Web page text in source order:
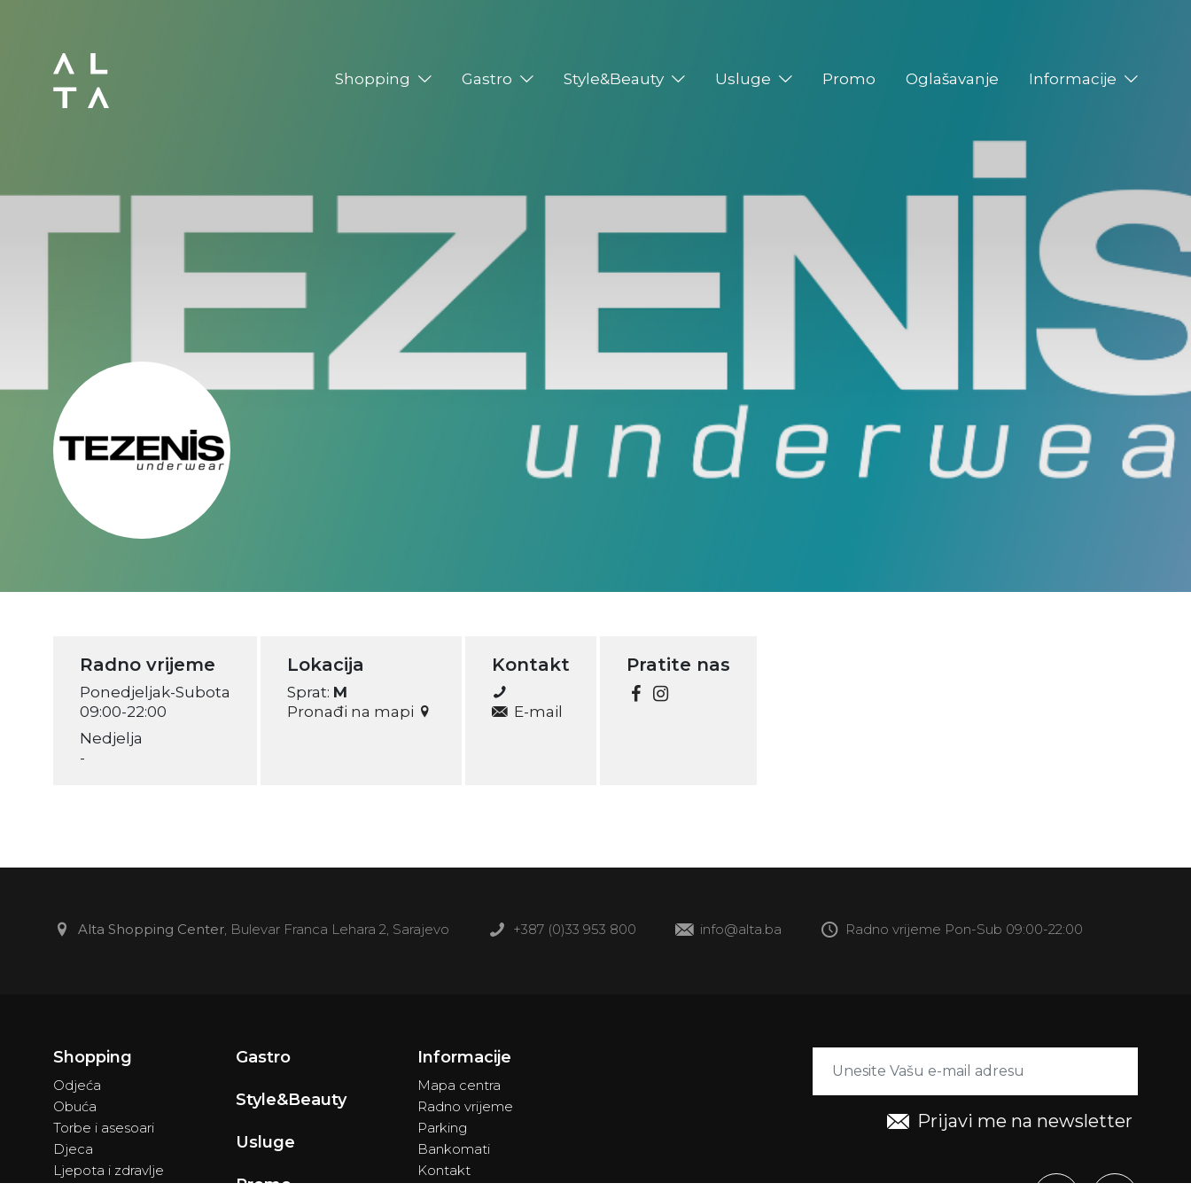
Shopping Gastro Style&Beauty Usluge Promo Oglašavanje Informacije
Radno vrijeme
Ponedjeljak-Subota
09:00-22:00
Nedjelja
-
Lokacija
Sprat: M
Pronađi na mapi
Kontakt
E-mail
Pratite nas
Alta Shopping Center , Bulevar Franca Lehara 2, Sarajevo +387 (0)33 953 800 info@alta.ba Radno vrijeme Pon-Sub 09:00-22:00
Prijavi me na newsletter
Shopping
Odjeća
Obuća
Torbe i asesoari
Djeca
Ljepota i zdravlje
Gastro
Style&Beauty
Usluge
Promo
Informacije
Mapa centra
Radno vrijeme
Parking
Bankomati
Kontakt